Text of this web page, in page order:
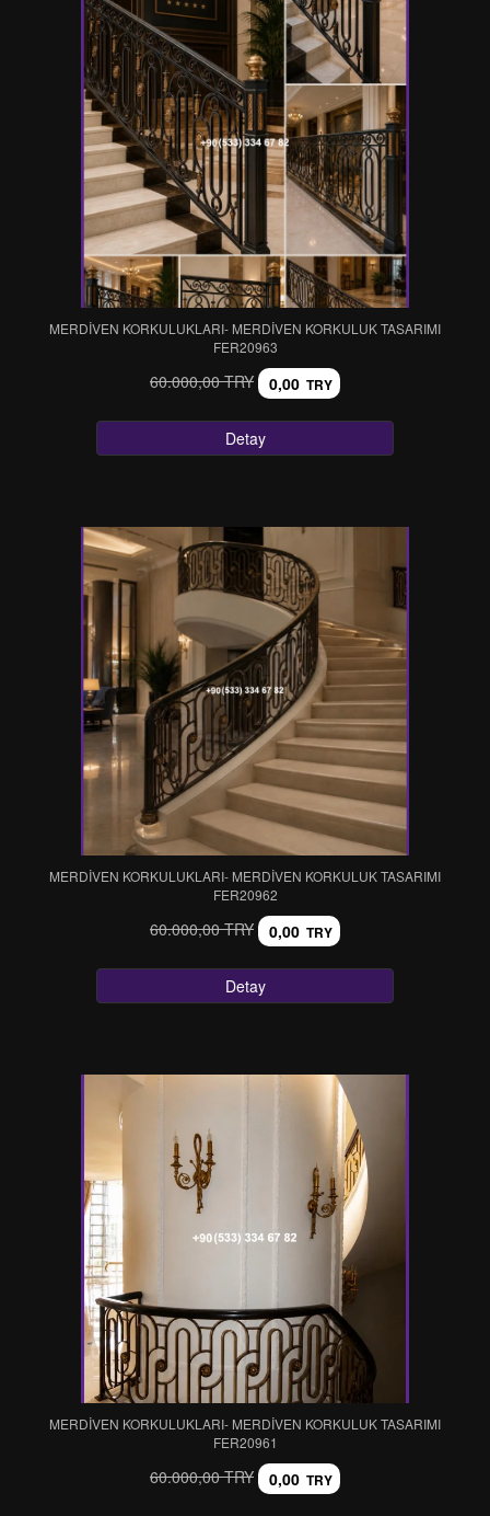
MERDİVEN KORKULUKLARI- MERDİVEN KORKULUK TASARIMI
FER20963
60.000,00 TRY 0,00 TRY
Detay
MERDİVEN KORKULUKLARI- MERDİVEN KORKULUK TASARIMI
FER20962
60.000,00 TRY 0,00 TRY
Detay
MERDİVEN KORKULUKLARI- MERDİVEN KORKULUK TASARIMI
FER20961
60.000,00 TRY 0,00 TRY